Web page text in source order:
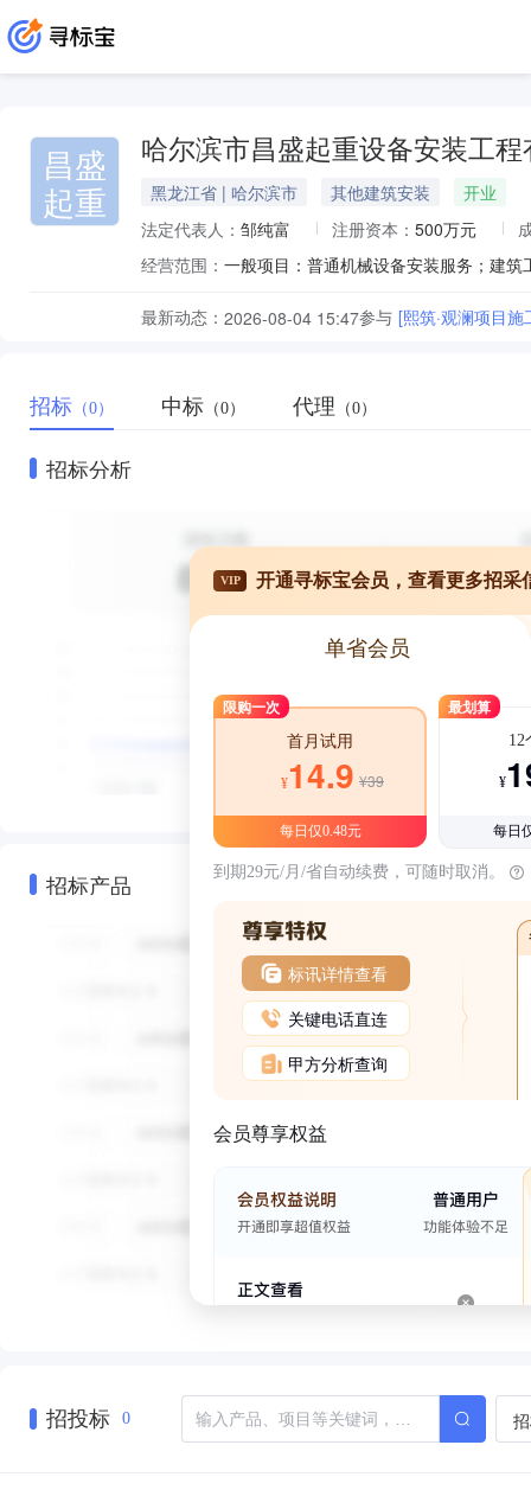
昌盛
起重
哈尔滨市昌盛起重设备安装工程
黑龙江省 | 哈尔滨市 其他建筑安装
开业
法定代表人： 邹纯富 注册资本： 500万元
经营范围：
最新动态： 2026-08-04 15:47参与 [熙筑·观澜项目
招标 （0） 中标 （0） 代理 （0）
招标分析
招标产品
VIP 开通寻标宝会员，查看更多招采
单省会员
限购一次
首月试用
¥14.9 ¥39
每日仅0.48元
最划算
12
¥
每日
到期29元/月/省自动续费，可随时取消。
标讯详情查看
关键电话直连
甲方分析查询
会员尊享权益
招投标 0